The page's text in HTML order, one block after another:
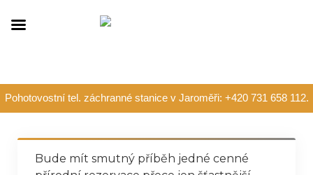
Pohotovostní tel. záchranné stanice v Jaroměři: +420 731 658 112.
Bude mít smutný příběh jedné cenné